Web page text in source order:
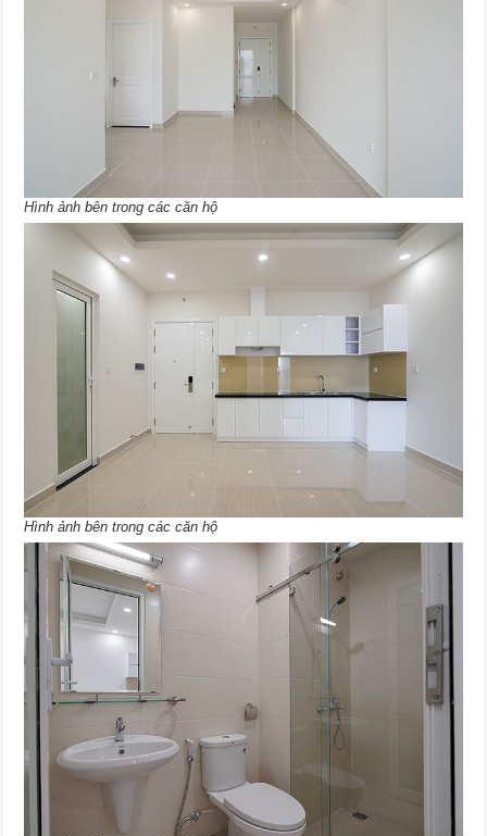
Hình ảnh bên trong các căn hộ
Hình ảnh bên trong các căn hộ